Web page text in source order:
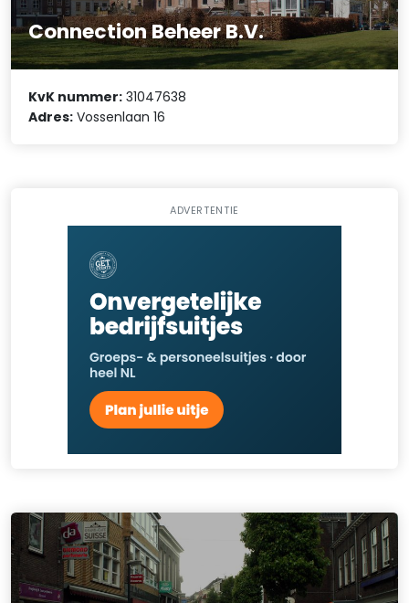
Connection Beheer B.V.
KvK nummer: 31047638
Adres: Vossenlaan 16
ADVERTENTIE